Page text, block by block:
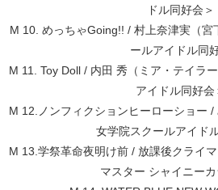
ドル同好会＞
M 10. めっちゃGoing!! / 村上奈津実（宮
ールアイドル同
M 11. Toy Doll / 内田 秀（ミア・テイラ
アイドル同好会
M 12.ノンフィクションヒーローショー
女学院スクールアイド
M 13.学祭革命夜明け前 / 放課後クライ
マスター シャイニーカ